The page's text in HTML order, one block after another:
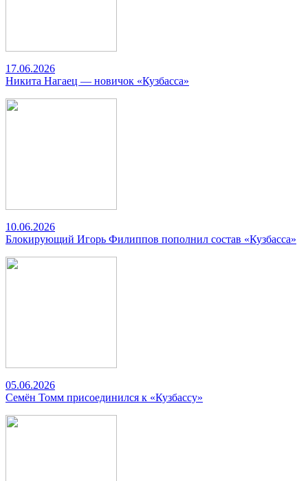
17.06.2026
Никита Нагаец — новичок «Кузбасса»
10.06.2026
Блокирующий Игорь Филиппов пополнил состав «Кузбасса»
05.06.2026
Семён Томм присоединился к «Кузбассу»